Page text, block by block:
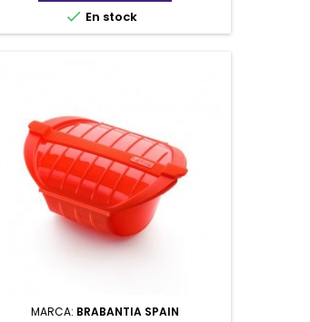
 En stock
MARCA: BRABANTIA SPAIN